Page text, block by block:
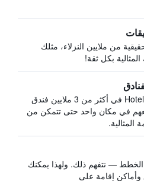
من ملايين النزلاء، مثلك
بكل ثقة!
يبحث HotelsCombined في أكثر من 3 ملايين فندق
في مكان واحد حتى تتمكن من
المثالية.
الخطط — نتفهم ذلك. ولهذا يمكنك
إقامة على